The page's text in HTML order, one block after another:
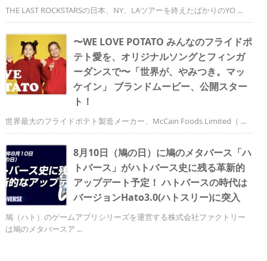
THE LAST ROCKSTARSの日本、NY、LAツアーを終えたばかりのYO ...
〜WE LOVE POTATO みんなのフライドポ
テト愛を、オリジナルソングとフィンガ
ーダンスで〜「世界が、やみつき。マッ
ケイン」 ブランドムービー、公開スター
ト！
世界最大のフライドポテト製造メーカー、McCain Foods Limited（ ...
8月10日（鳩の日）に鳩のメタバース「ハ
トバース」がハトバース史に残る革新的
アップデート予定！ ハトバースの時代は
バージョンHato3.0(ハトスリー)に突入
鳩（ハト）のゲームアプリシリーズを運営する株式会社ファクトリー
は鳩のメタバースア ...